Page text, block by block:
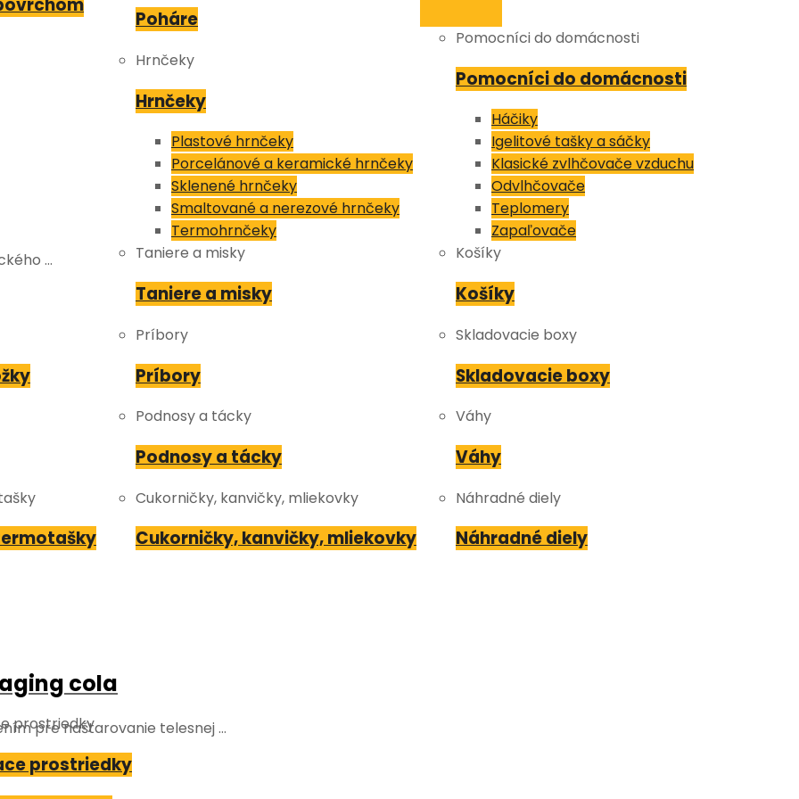
Poháre
Hrnčeky
Hrnčeky
Plastové hrnčeky
Porcelánové a keramické hrnčeky
Sklenené hrnčeky
Smaltované a nerezové hrnčeky
Termohrnčeky
Taniere a misky
Taniere a misky
Príbory
Príbory
Podnosy a tácky
Podnosy a tácky
Cukorničky, kanvičky, mliekovky
Cukorničky, kanvičky, mliekovky
Pomocníci do domácnosti
Pomocníci do domácnosti
Háčiky
Igelitové tašky a sáčky
Klasické zvlhčovače vzduchu
Odvlhčovače
Teplomery
Zapaľovače
Košíky
Košíky
Skladovacie boxy
Skladovacie boxy
Váhy
Váhy
Náhradné diely
Náhradné diely
prostriedky
prostriedky
…
cola
pre naštarovanie telesnej …